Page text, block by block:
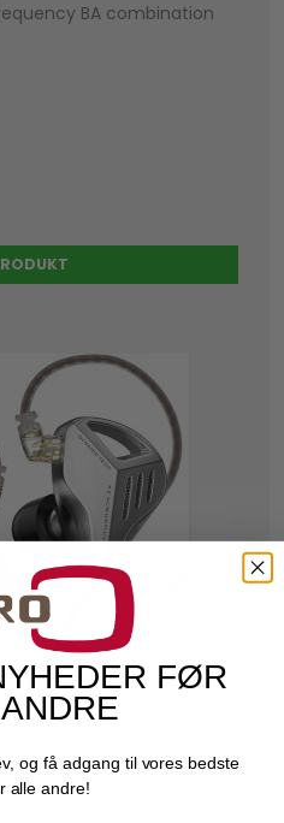
BA combination
FØR
og få adgang til vores bedste
alle andre!